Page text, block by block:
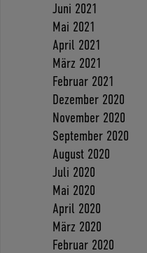
Juni 2021
Mai 2021
April 2021
März 2021
Februar 2021
Dezember 2020
November 2020
September 2020
August 2020
Juli 2020
Mai 2020
April 2020
März 2020
Februar 2020